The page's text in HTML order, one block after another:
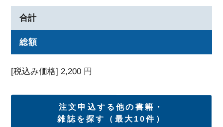
合計
総額
[税込み価格]2,200 円
注文申込する他の書籍・
雑誌を探す（最大10件）